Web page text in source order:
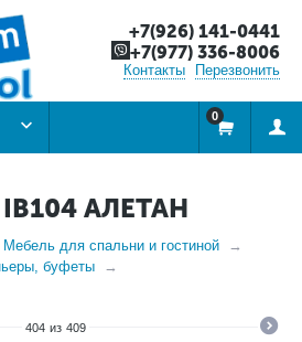
+7(926) 141-0441
+7(977) 336-8006
Контакты Перезвонить
0
АЛЕТАН
Мебель для спальни и гостиной
буфеты
404 из 409